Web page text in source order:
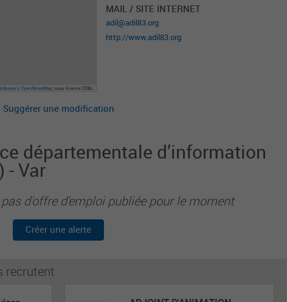
OpenStreetMap, sous licence ODbL
MAIL / SITE INTERNET
adil@adil83.org
http://www.adil83.org
Suggérer une modification
départementale d’information
- Var
d'offre d'emploi publiée pour le moment
Créer une alerte
recrutent